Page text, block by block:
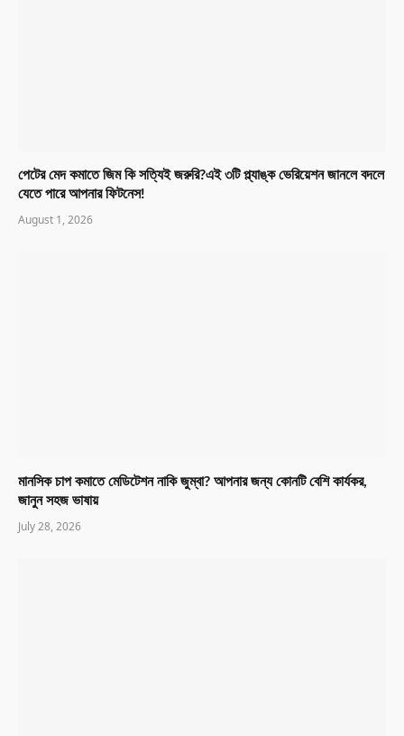
পেটের মেদ কমাতে জিম কি সত্যিই জরুরি?এই ৩টি প্ল্যাঙ্ক ভেরিয়েশন জানলে বদলে
যেতে পারে আপনার ফিটনেস!
August 1, 2026
মানসিক চাপ কমাতে মেডিটেশন নাকি জুম্বা? আপনার জন্য কোনটি বেশি কার্যকর,
জানুন সহজ ভাষায়
July 28, 2026